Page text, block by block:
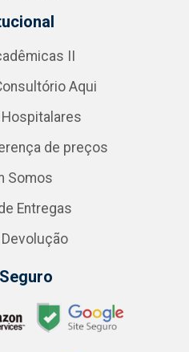
II
Aqui
de preços
Somos
Entregas